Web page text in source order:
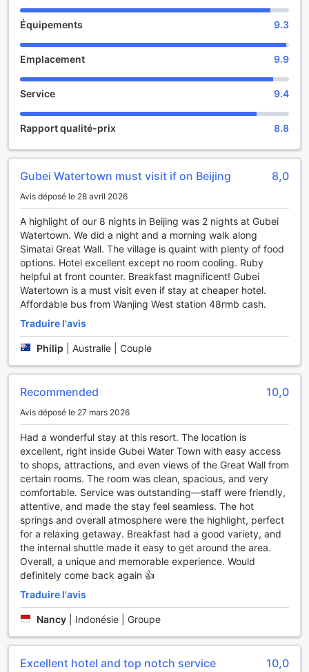
customizes various banquet and conference types for
guests to meet all the needs of high-end conferences. The
hotel is equipped with a health club that integrates fitness,
wellness, leisure and entertainment, as well as business and
high-end and complete facilities, meticulous service, allow
guests to experience a new modern concept of health and
wellness and a luxurious experience exclusive to members.
Équipements 9.3
Emplacement 9.9
Service 9.4
Rapport qualité-prix 8.8
Gubei Watertown must visit if on Beijing 8,0
Avis déposé le 28 avril 2026
A highlight of our 8 nights in Beijing was 2 nights at Gubei
Watertown. We did a night and a morning walk along
Simatai Great Wall. The village is quaint with plenty of food
options. Hotel excellent except no room cooling. Ruby
helpful at front counter. Breakfast magnificent! Gubei
Watertown is a must visit even if stay at cheaper hotel.
Affordable bus from Wanjing West station 48rmb cash.
Traduire l'avis
Philip Australie | Couple
Recommended 10,0
Avis déposé le 27 mars 2026
Had a wonderful stay at this resort. The location is
excellent, right inside Gubei Water Town with easy access
to shops, attractions, and even views of the Great Wall from
certain rooms. The room was clean, spacious, and very
comfortable. Service was outstanding—staff were friendly,
attentive, and made the stay feel seamless. The hot
springs and overall atmosphere were the highlight, perfect
for a relaxing getaway. Breakfast had a good variety, and
the internal shuttle made it easy to get around the area.
Overall, a unique and memorable experience. Would
definitely come back again 👍
Traduire l'avis
Nancy Indonésie | Groupe
Excellent hotel and top notch service 10,0